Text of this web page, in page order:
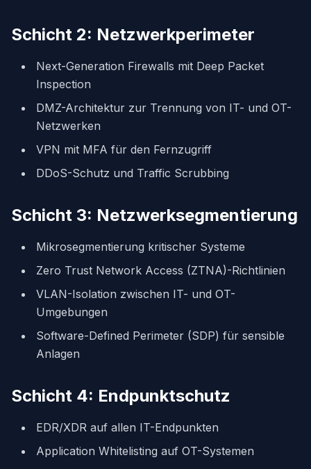
Schicht 2: Netzwerkperimeter
Next-Generation Firewalls mit Deep Packet
Inspection
DMZ-Architektur zur Trennung von IT- und OT-
Netzwerken
VPN mit MFA für den Fernzugriff
DDoS-Schutz und Traffic Scrubbing
Schicht 3: Netzwerksegmentierung
Mikrosegmentierung kritischer Systeme
Zero Trust Network Access (ZTNA)-Richtlinien
VLAN-Isolation zwischen IT- und OT-
Umgebungen
Software-Defined Perimeter (SDP) für sensible
Anlagen
Schicht 4: Endpunktschutz
EDR/XDR auf allen IT-Endpunkten
Application Whitelisting auf OT-Systemen